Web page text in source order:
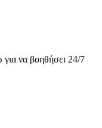
για να βοηθήσει 24/7